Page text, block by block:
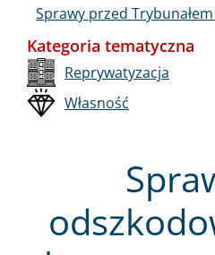
Sprawy przed
Kategoria tematyczna
Reprywatyzacja
Własność